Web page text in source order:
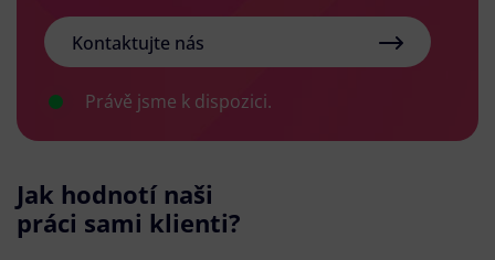
Kontaktujte nás
Právě jsme k dispozici.
Jak hodnotí naši
práci sami klienti?